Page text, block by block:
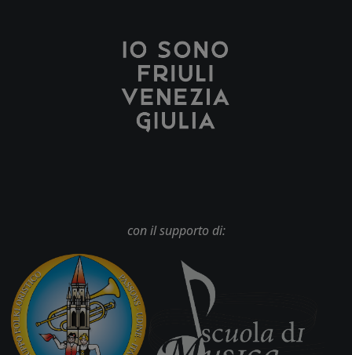
con il supporto di: